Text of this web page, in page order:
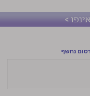
>
נחשף